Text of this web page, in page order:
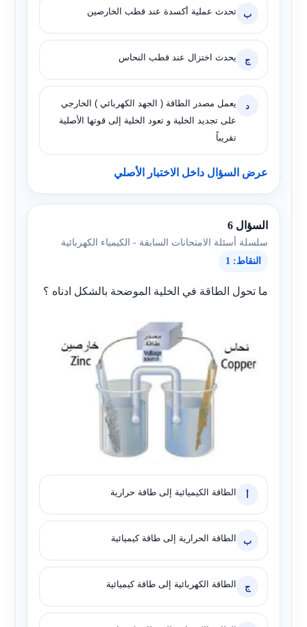
ب تحدث عملية أكسدة عند قطب الخارصين
ج يحدث اختزال عند قطب النحاس
د
يعمل مصدر الطاقة ( الجهد الكهربائي ) الخارجي
على تجديد الخلية و تعود الخلية إلى قوتها الأصلية
تقريباً
عرض السؤال داخل الاختبار الأصلي
السؤال 6
سلسلة أسئلة الامتحانات السابقة - الكيمياء الكهربائية
النقاط: 1
ما تحول الطاقة في الخلية الموضحة بالشكل ادناه ؟
أ الطاقة الكيميائية إلى طاقة حرارية
ب الطاقة الحرارية إلى طاقة كيميائية
ج الطاقة الكهربائية إلى طاقة كيميائية